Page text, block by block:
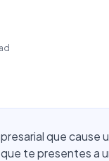
que cause
te presentes a